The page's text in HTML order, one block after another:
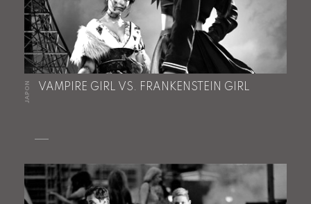
JAPON VAMPIRE GIRL VS. FRANKENSTEIN GIRL